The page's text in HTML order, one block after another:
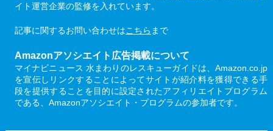
イト運営企業の監修を入れています。
記事に関するお問い合わせはこちら まで
Amazonアソシエイト広告掲載について
マイナビニュース 水まわりのレスキューガイドは、Amazon.co.jp
を宣伝しリンクすることによってサイトが紹介料を獲得できる手
段を提供することを目的に設定されたアフィリエイトプログラム
である、Amazonアソシエイト・プログラムの参加者です。